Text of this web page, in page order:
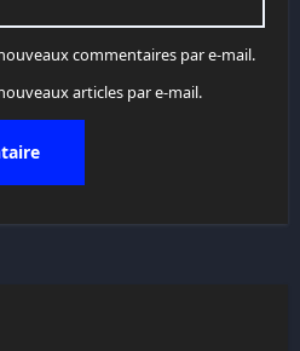
commentaires par e-mail.
articles par e-mail.